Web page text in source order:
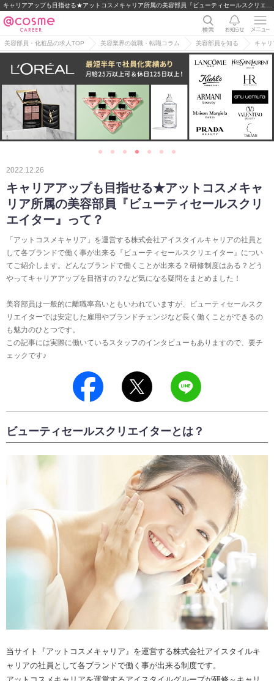
美容部員・化粧品の求人TOP 美容業界の就職・転職コラム 美容部員を知る キャ
2022.12.26
キャリアアップも目指せる★アットコスメキャ
リア所属の美容部員『ビューティセールスクリ
エイター』って？
「アットコスメキャリア」を運営する株式会社アイスタイルキャリアの社員と
して各ブランドで働く事が出来る『ビューティセールスクリエイター』につい
てご紹介します。どんなブランドで働くことが出来る？研修制度はある？どう
やってキャリアアップを目指すの？など気になる疑問をまとめました！
美容部員は一般的に離職率高いともいわれていますが、ビューティセールスク
リエイターでは安定した雇用やブランドチェンジなど長く働くことができるの
も魅力のひとつです。
この記事には実際に働いているスタッフのインタビューもありますので、要チ
ェックです♪
ビューティセールスクリエイターとは？
当サイト『アットコスメキャリア』を運営する株式会社アイスタイルキ
ャリアの社員として各ブランドで働く事が出来る制度です。